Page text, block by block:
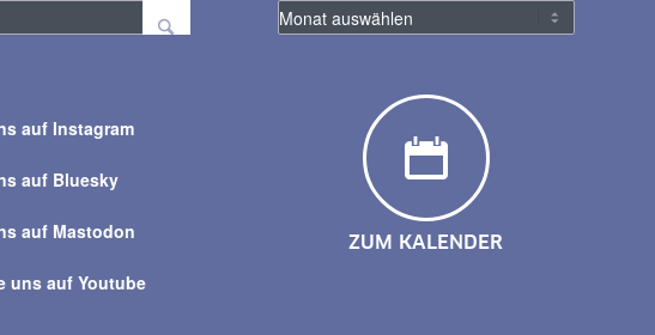
auf Instagram
auf Bluesky
auf Mastodon
uns auf Youtube
ZUM KALENDER